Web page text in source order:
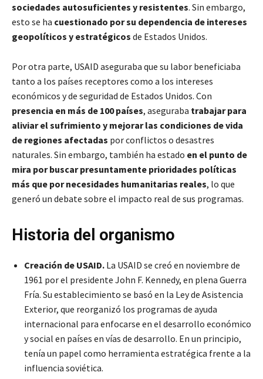
sociedades autosuficientes y resistentes. Sin embargo,
esto se ha cuestionado por su dependencia de intereses
geopolíticos y estratégicos de Estados Unidos.
Por otra parte, USAID aseguraba que su labor beneficiaba
tanto a los países receptores como a los intereses
económicos y de seguridad de Estados Unidos. Con
presencia en más de 100 países, aseguraba trabajar para
aliviar el sufrimiento y mejorar las condiciones de vida
de regiones afectadas por conflictos o desastres
naturales. Sin embargo, también ha estado en el punto de
mira por buscar presuntamente prioridades políticas
más que por necesidades humanitarias reales, lo que
generó un debate sobre el impacto real de sus programas.
Historia del organismo
Creación de USAID. La USAID se creó en noviembre de
1961 por el presidente John F. Kennedy, en plena Guerra
Fría. Su establecimiento se basó en la Ley de Asistencia
Exterior, que reorganizó los programas de ayuda
internacional para enfocarse en el desarrollo económico
y social en países en vías de desarrollo. En un principio,
tenía un papel como herramienta estratégica frente a la
influencia soviética.